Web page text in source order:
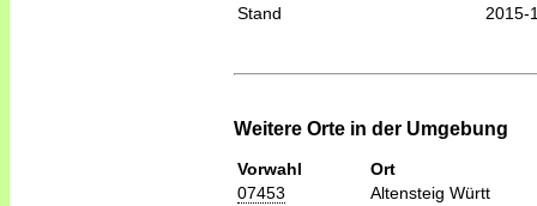
Stand
2015-
Weitere Orte in der Umgebung
Vorwahl
Ort
07453
Altensteig Württ